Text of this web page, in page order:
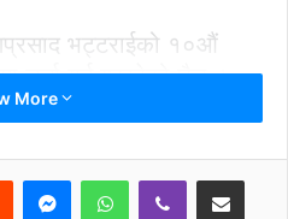
भट्टराईको १०औं
चर्चा गर्न गइरहेको छैन ।
विषय छन्, अनन्त विषय
किसुनजीको थोरै
More
Reddit MessengerWhatsAppViber Share via Email